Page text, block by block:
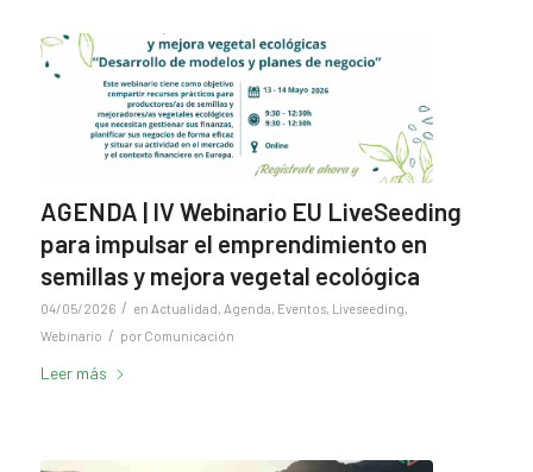
AGENDA | IV Webinario EU LiveSeeding
para impulsar el emprendimiento en
semillas y mejora vegetal ecológica
04/05/2026 / en Actualidad, Agenda, Eventos, Liveseeding,
Webinario / por Comunicación
Leer más